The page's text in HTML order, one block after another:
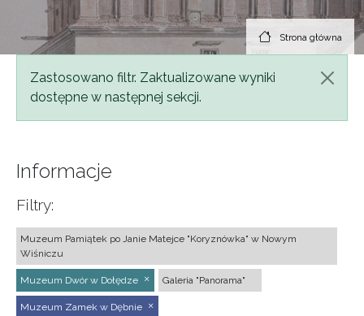
Strona główna
Komunikat
Zastosowano filtr. Zaktualizowane wyniki
dostępne w następnej sekcji.
Informacje
Filtry:
Muzeum Pamiątek po Janie Matejce "Koryznówka" w Nowym
Wiśniczu
Muzeum Dwór w Dołędze Galeria "Panorama"
Muzeum Zamek w Dębnie